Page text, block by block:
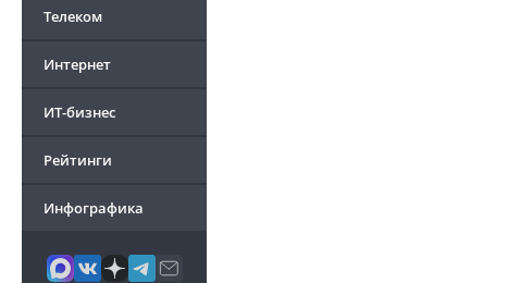
Телеком
Интернет
ИТ-бизнес
Рейтинги
Инфографика